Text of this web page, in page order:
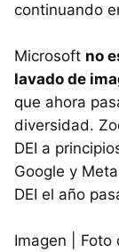
continuando
Microsoft no
lavado de
que ahora
diversidad.
DEI a
Google y
DEI el año
Imagen | Foto